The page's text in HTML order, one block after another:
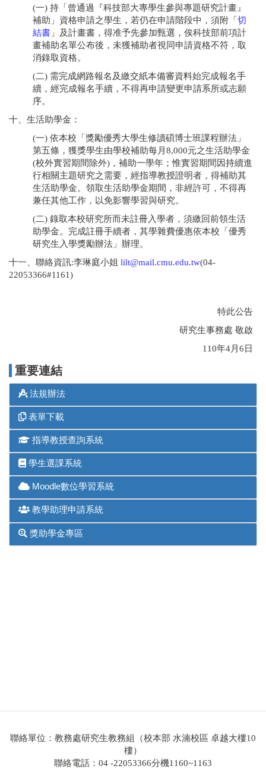
(一) 持「曾通過『科技部大專學生參與專題研究計畫』
補助」資格申請之學生，若仍在申請階段中，須附「 切
結書 」及計畫書，得准予先參加甄選，俟科技部前項計
畫補助名單公布後，未獲補助者視同申請資格不符，取
消錄取資格。
(二) 需完成網路報名及繳交紙本備審資料始完成報名手
續，經完成報名手續，不得再申請變更申請系所或志願
序。
十、生活助學金：
(一) 依本校「獎勵優秀大學生修讀碩博士班課程辦法」
第五條，獲獎學生由學校補助每月8,000元之生活助學金
(校外實習期間除外)，補助一學年；惟實習期間因持續進
行相關主題研究之需要，經指導教授證明者，得補助其
生活助學金。領取生活助學金期間，非經許可，不得再
兼任其他工作，以免影響學習與研究。
(二) 錄取本校研究所而未註冊入學者，須繳回前領生活
助學金。完成註冊手續者，其學雜費優惠依本校「優秀
研究生入學獎勵辦法」辦理。
十一、聯絡資訊:李琳庭小姐 lilt@mail.cmu.edu.tw(04-
22053366#1161)
特此公告
研究生事務處 敬啟
110年4月6日
重要連結
聯絡單位：教務處研究生教務組（校本部 水湳校區 卓越大樓10
樓）
聯絡電話：04 -22053366分機1160~1163